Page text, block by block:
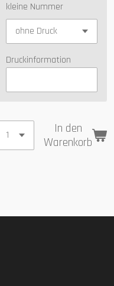
kleine Nummer
Druckinformation
In den
Warenkorb